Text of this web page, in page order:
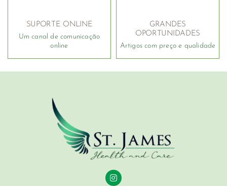
SUPORTE ONLINE
Um canal de comunicação
online
GRANDES
OPORTUNIDADES
Artigos com preço e qualidade